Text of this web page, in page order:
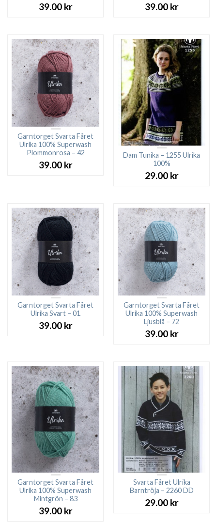
39.00 kr 39.00 kr
Garntorget Svarta Fåret
Ulrika 100% Superwash
Plommonrosa – 42
39.00 kr
Dam Tunika – 1255 Ulrika
100%
29.00 kr
Garntorget Svarta Fåret
Ulrika Svart – 01
39.00 kr
Garntorget Svarta Fåret
Ulrika 100% Superwash
Ljusblå – 72
39.00 kr
Garntorget Svarta Fåret
Ulrika 100% Superwash
Mintgrön – 83
39.00 kr
Svarta Fåret Ulrika
Barntröja – 2260 DD
29.00 kr